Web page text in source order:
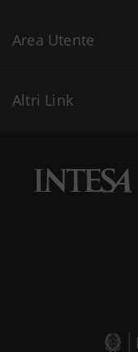
Area Utente
Altri Link